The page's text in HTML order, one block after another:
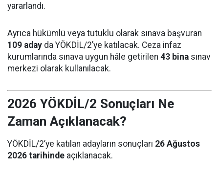
yararlandı.
Ayrıca hükümlü veya tutuklu olarak sınava başvuran
109 aday da YÖKDİL/2’ye katılacak. Ceza infaz
kurumlarında sınava uygun hâle getirilen 43 bina sınav
merkezi olarak kullanılacak.
2026 YÖKDİL/2 Sonuçları Ne
Zaman Açıklanacak?
YÖKDİL/2’ye katılan adayların sonuçları 26 Ağustos
2026 tarihinde açıklanacak.